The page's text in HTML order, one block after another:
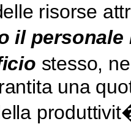
risorse
il personale
stesso,
una